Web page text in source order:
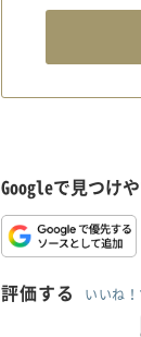
Googleで見つけ
評価する
いいね